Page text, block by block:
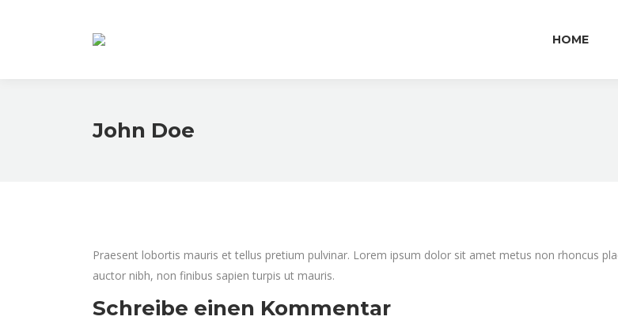
HOME
John Doe
Praesent lobortis mauris et tellus pretium pulvinar. Lorem ipsum dolor sit amet metus non rhoncus
auctor nibh, non finibus sapien turpis ut mauris.
Schreibe einen Kommentar